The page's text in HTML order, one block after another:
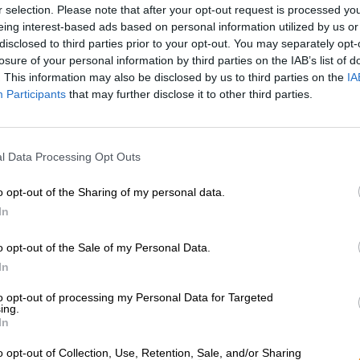
selection. Please note that after your opt-out request is processed
interest-based ads based on personal information utilized by us
to third parties prior to your opt-out. You may separately
of your personal information by third parties on the IAB’s list of
This information may also be disclosed by us to third parties on the
Participants that may further disclose it to other third parties.
Data Processing Opt Outs
opt-out of the Sharing of my personal data.
opt-out of the Sale of my Personal Data.
opt-out of processing my Personal Data for Targeted
opt-out of Collection, Use, Retention, Sale, and/or Sharing
* Prijzen zijn inclusief wettelijke BTW. PlusScheepvaartplus
* Prijzen zijn inclusief accijns
Omschrijving Info Beoordelingen (0)
te
zijn repertoire van bierbegeleiding op muziek uit met
Duitse fans te voldoen en een nieuwe markt te
Een telefoontje zou het leven van Mario en Timm
Iron Maiden telefonisch contact had opgenomen met
opgehelderd, lag muzieklegende Bruce Dickinson zelf
begeleidde de brouwers in het ontwikkelingsproces
bottelen. Geïnspireerd door de melodieuze klanken en
Republic een bier dat, in de woorden van Bruce
Het brouwsel brengt een aangenaam
in honinggoud met een stevige, ivoorkleurige